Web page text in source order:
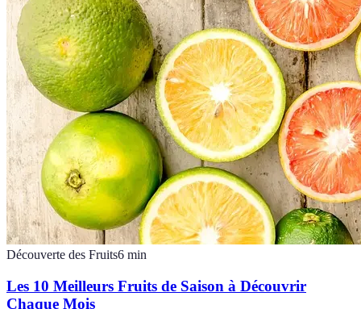
Découverte des Fruits6 min
Les 10 Meilleurs Fruits de Saison à Découvrir
Chaque Mois